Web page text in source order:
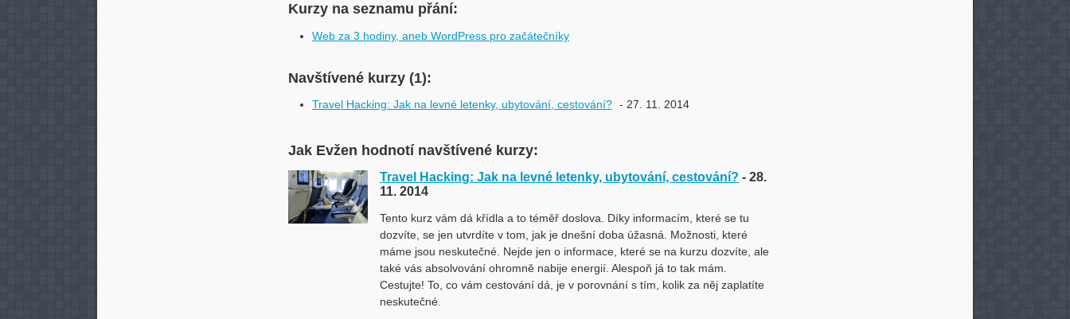
Kurzy na seznamu přání:
Web za 3 hodiny, aneb WordPress pro začátečníky
Navštívené kurzy (1):
Travel Hacking: Jak na levné letenky, ubytování, cestování? - 27. 11. 2014
Jak Evžen hodnotí navštívené kurzy:
Travel Hacking: Jak na levné letenky, ubytování, cestování? - 28.
11. 2014
Tento kurz vám dá křídla a to téměř doslova. Díky informacím, které se tu
dozvíte, se jen utvrdíte v tom, jak je dnešní doba úžasná. Možnosti, které
máme jsou neskutečné. Nejde jen o informace, které se na kurzu dozvíte, ale
také vás absolvování ohromně nabije energií. Alespoň já to tak mám.
Cestujte! To, co vám cestování dá, je v porovnání s tím, kolik za něj zaplatíte
neskutečné.